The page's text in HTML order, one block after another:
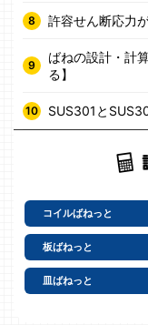
許容せん断応力
ばねの設計・計
る】
SUS301と
コイルばねっと
板ばねっと
皿ばねっと